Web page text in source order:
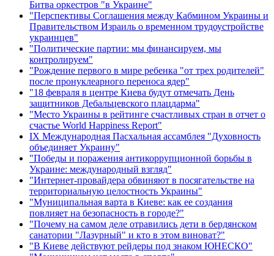
Битва оркестров "в Украине"
"Перспективы Соглашения между Кабмином Украины и
Правительством Израиль о временном трудоустройстве
украинцев"
"Политические партии: мы финансируем, мы
контролируем"
"Рождение первого в мире ребенка "от трех родителей"
после пронуклеарного переноса ядер"
"18 февраля в центре Киева будут отмечать День
защитников Дебальцевского плацдарма"
"Место Украины в рейтинге счастливых стран в отчет о
счастье World Happiness Report"
ІХ Международная Пасхальная ассамблея "Духовность
объединяет Украину"
"Победы и поражения антикоррупционной борьбы в
Украине: международный взгляд"
"Интернет-провайдера обвиняют в посягательстве на
территориальную целостность Украины"
"Муниципальная варта в Киеве: как ее создания
повлияет на безопасность в городе?"
"Почему на самом деле отравились дети в бердянском
санатории "Лазурный" и кто в этом виноват?"
"В Киеве действуют рейдеры под знаком ЮНЕСКО"